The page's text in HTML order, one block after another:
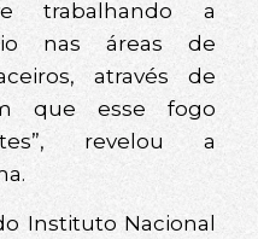
trabalhando a
nas áreas de
através de
que esse fogo
revelou a
Instituto Nacional